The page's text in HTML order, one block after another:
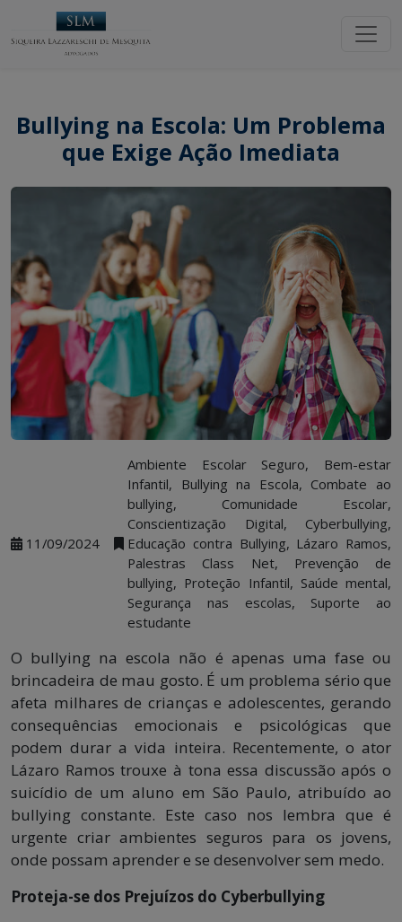
Bullying na Escola: Um Problema
que Exige Ação Imediata
11/09/2024
Ambiente Escolar Seguro, Bem-estar
Infantil, Bullying na Escola, Combate ao
bullying, Comunidade Escolar,
Conscientização Digital, Cyberbullying,
Educação contra Bullying, Lázaro Ramos,
Palestras Class Net, Prevenção de
bullying, Proteção Infantil, Saúde mental,
Segurança nas escolas, Suporte ao
estudante
O bullying na escola não é apenas uma fase ou
brincadeira de mau gosto. É um problema sério que
afeta milhares de crianças e adolescentes, gerando
consequências emocionais e psicológicas que
podem durar a vida inteira. Recentemente, o ator
Lázaro Ramos trouxe à tona essa discussão após o
suicídio de um aluno em São Paulo, atribuído ao
bullying constante. Este caso nos lembra que é
urgente criar ambientes seguros para os jovens,
onde possam aprender e se desenvolver sem medo.
Proteja-se dos Prejuízos do Cyberbullying